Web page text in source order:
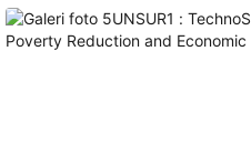
memesan,
semua
rincian